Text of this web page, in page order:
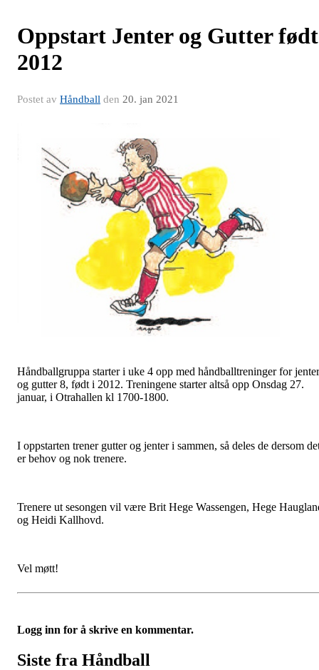
Oppstart Jenter og Gutter født
2012
Postet av Håndball den 20. jan 2021
Håndballgruppa starter i uke 4 opp med håndballtreninger for jenter
og gutter 8, født i 2012. Treningene starter altså opp Onsdag 27.
januar, i Otrahallen kl 1700-1800.
I oppstarten trener gutter og jenter i sammen, så deles de dersom
er behov og nok trenere.
Trenere ut sesongen vil være Brit Hege Wassengen, Hege
og Heidi Kallhovd.
Vel møtt!
Logg inn for å skrive en kommentar.
Siste fra Håndball